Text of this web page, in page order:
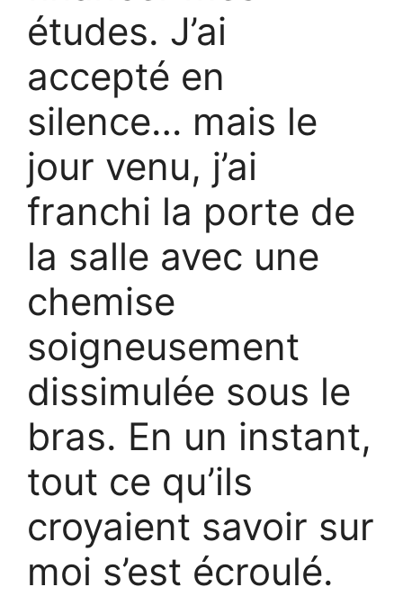
études. J’ai
accepté en
silence… mais le
jour venu, j’ai
franchi la porte de
la salle avec une
chemise
soigneusement
dissimulée sous le
bras. En un instant,
tout ce qu’ils
croyaient savoir sur
moi s’est écroulé.